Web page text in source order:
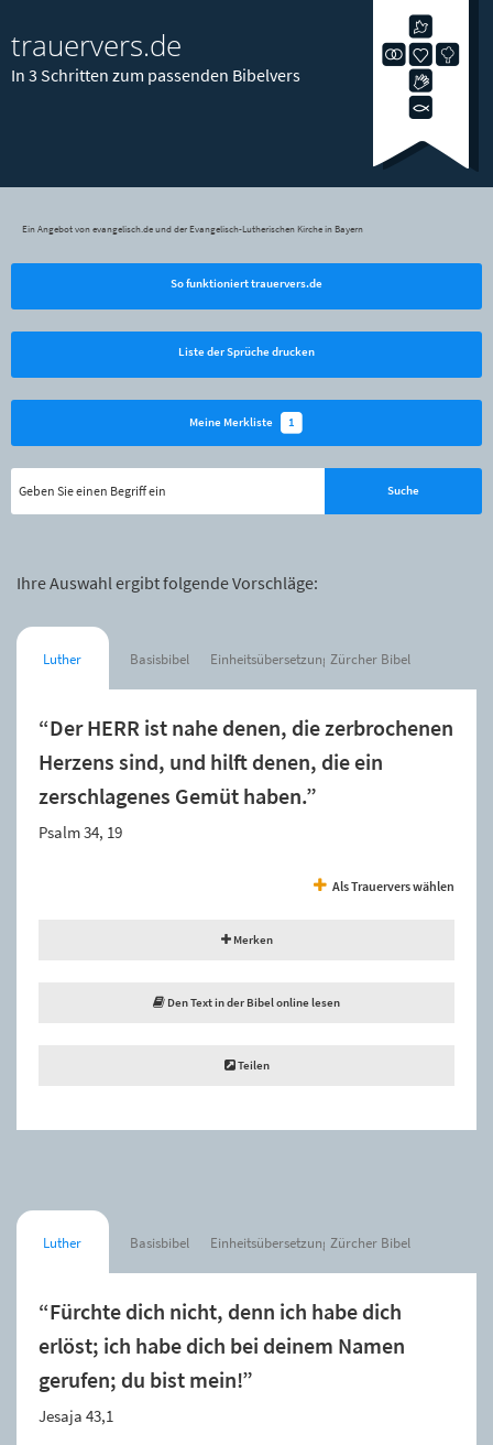
trauervers.de
In 3 Schritten zum passenden Bibelvers
Ein Angebot von evangelisch.de und der Evangelisch-Lutherischen Kirche in Bayern
So funktioniert trauervers.de
Liste der Sprüche drucken
Meine Merkliste 1
Ihre Auswahl ergibt folgende Vorschläge:
Luther Basisbibel Einheitsübersetzung Zürcher Bibel
“Der HERR ist nahe denen, die zerbrochenen
Herzens sind, und hilft denen, die ein
zerschlagenes Gemüt haben.”
Psalm 34, 19
Als Trauervers wählen
Merken
Den Text in der Bibel online lesen
Teilen
Luther Basisbibel Einheitsübersetzung Zürcher Bibel
“Fürchte dich nicht, denn ich habe dich
erlöst; ich habe dich bei deinem Namen
gerufen; du bist mein!”
Jesaja 43,1